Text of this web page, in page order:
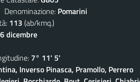
Denominazione: Pomarini
113 (ab/kmq.)
dicembre
7° 11' 5'
Inverso Pinasca, Pramollo, Perrero